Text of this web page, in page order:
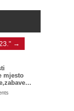
→
mjesto